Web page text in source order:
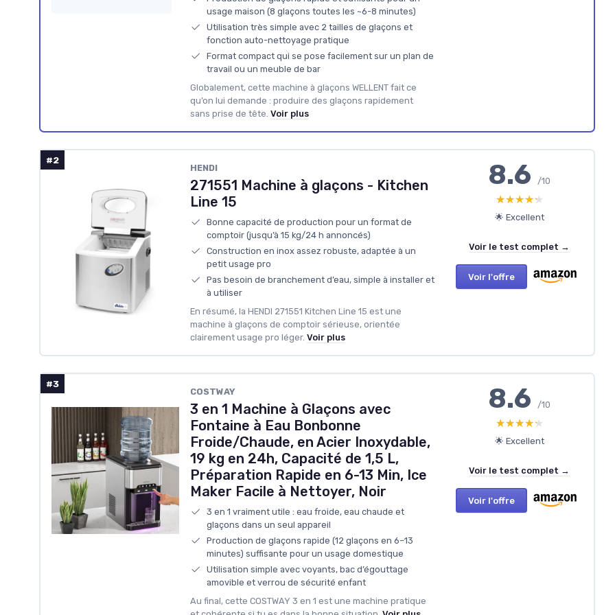
usage maison (8 glaçons toutes les ~6-8 minutes)
Utilisation très simple avec 2 tailles de glaçons et
fonction auto-nettoyage pratique
Format compact qui se pose facilement sur un plan de
travail ou un meuble de bar
Globalement, cette machine à glaçons WELLENT fait ce
qu’on lui demande : produire des glaçons rapidement
sans prise de tête. Voir plus
#2
HENDI
271551 Machine à glaçons - Kitchen
Line 15
Bonne capacité de production pour un format de
comptoir (jusqu’à 15 kg/24 h annoncés)
Construction en inox assez robuste, adaptée à un
petit usage pro
Pas besoin de branchement d’eau, simple à installer et
à utiliser
En résumé, la HENDI 271551 Kitchen Line 15 est une
machine à glaçons de comptoir sérieuse, orientée
clairement usage pro léger. Voir plus
8.6/10
★★★★★
★★★★★
🌟 Excellent
Voir le test complet →
Voir l'offre
#3
COSTWAY
3 en 1 Machine à Glaçons avec
Fontaine à Eau Bonbonne
Froide/Chaude, en Acier Inoxydable,
19 kg en 24h, Capacité de 1,5 L,
Préparation Rapide en 6-13 Min, Ice
Maker Facile à Nettoyer, Noir
3 en 1 vraiment utile : eau froide, eau chaude et
glaçons dans un seul appareil
Production de glaçons rapide (12 glaçons en 6–13
minutes) suffisante pour un usage domestique
Utilisation simple avec voyants, bac d’égouttage
amovible et verrou de sécurité enfant
Au final, cette COSTWAY 3 en 1 est une machine pratique
8.6/10
★★★★★
★★★★★
🌟 Excellent
Voir le test complet →
Voir l'offre